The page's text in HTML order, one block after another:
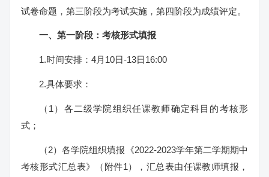
试卷命题，第三阶段为考试实施，第四阶段为成绩评定。
一、第一阶段：考核形式填报
1.时间安排：4月10日-13日16:00
2.具体要求：
（1）各二级学院组织任课教师确定科目的考核形
式；
（2）各学院组织填报《2022-2023学年第二学期期中
考核形式汇总表》（附件1），汇总表由任课教师填报，